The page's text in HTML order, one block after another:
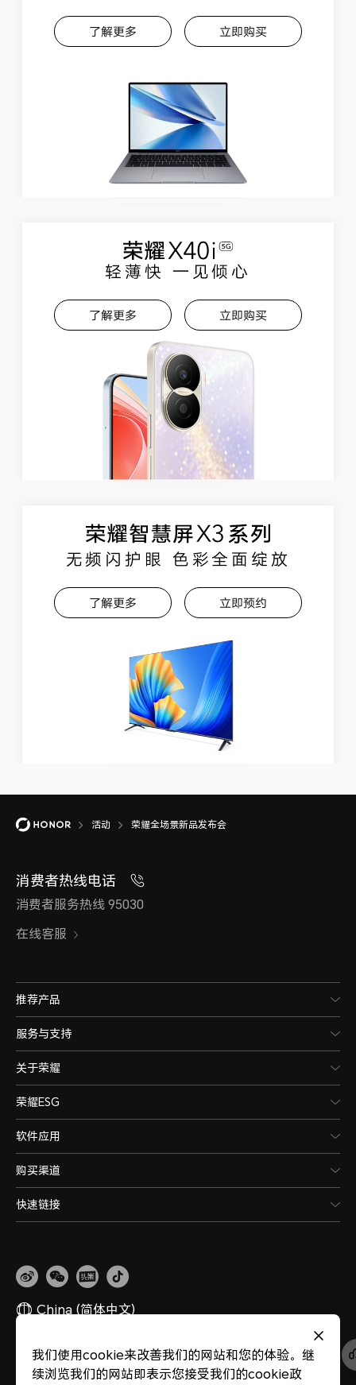
了解更多 立即购买
轻薄快 一见倾心
了解更多 立即购买
无频闪护眼 色彩全面绽放
了解更多 立即预约
活动 荣耀全场景新品发布会
消费者热线电话
消费者服务热线 95030
在线客服
推荐产品
服务与支持
关于荣耀
荣耀ESG
软件应用
购买渠道
快速链接
China (简体中文)
网站地图 隐私政策 使用条款 关于cookies 法律信息 除名查询
版权所有 © 荣耀终端股份有限公司 2020-2026 保留一切权利。
我们使用cookie来改善我们的网站和您的体验。继
续浏览我们的网站即表示您接受我们的cookie政